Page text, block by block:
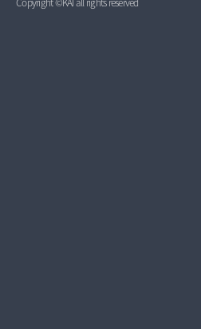
Copyright ©KAI all rights reserved